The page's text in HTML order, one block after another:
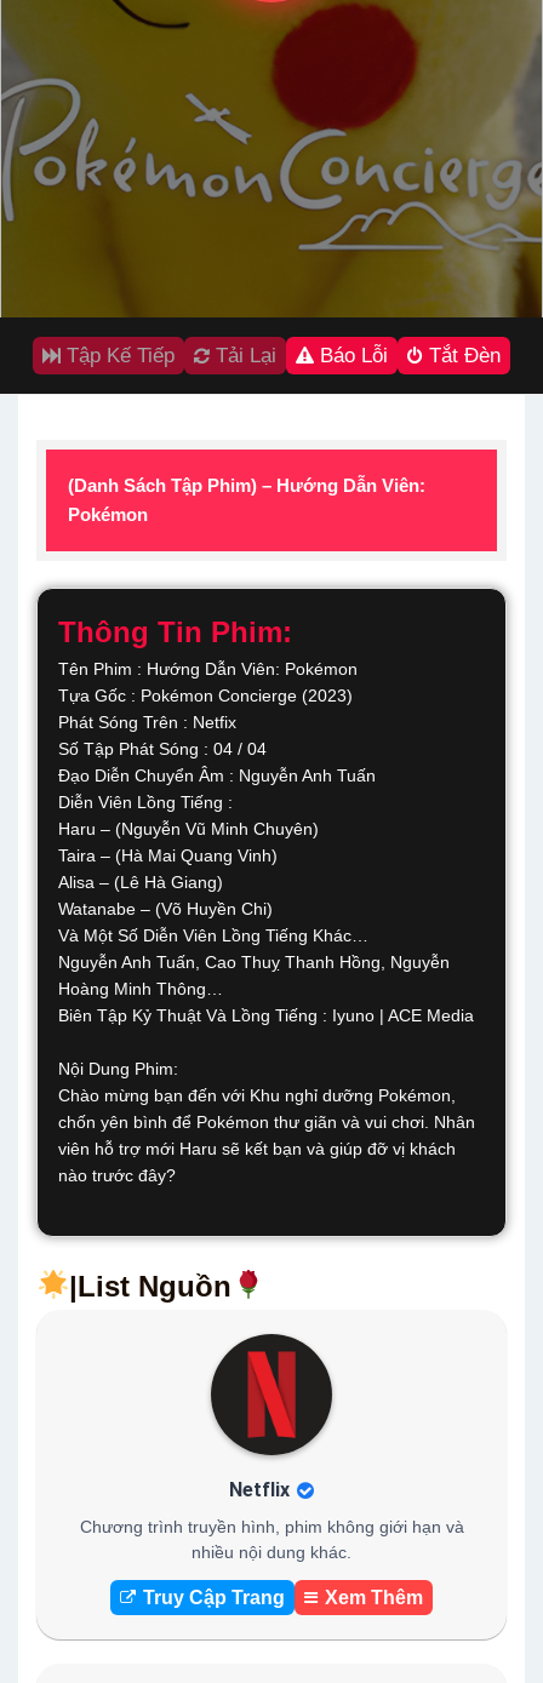
Tập Kế Tiếp Tải Lại Báo Lỗi Tắt Đèn
(Danh Sách Tập Phim) – Hướng Dẫn Viên:
Pokémon
Thông Tin Phim:
Tên Phim : Hướng Dẫn Viên: Pokémon
Tựa Gốc : Pokémon Concierge (2023)
Phát Sóng Trên : Netfix
Số Tập Phát Sóng : 04 / 04
Đạo Diễn Chuyển Âm : Nguyễn Anh Tuấn
Diễn Viên Lồng Tiếng :
Haru – (Nguyễn Vũ Minh Chuyên)
Taira – (Hà Mai Quang Vinh)
Alisa – (Lê Hà Giang)
Watanabe – (Võ Huyền Chi)
Và Một Số Diễn Viên Lồng Tiếng Khác…
Nguyễn Anh Tuấn, Cao Thuỵ Thanh Hồng, Nguyễn
Hoàng Minh Thông…
Biên Tập Kỷ Thuật Và Lồng Tiếng : Iyuno | ACE Media
Nội Dung Phim:
Chào mừng bạn đến với Khu nghỉ dưỡng Pokémon,
chốn yên bình để Pokémon thư giãn và vui chơi. Nhân
viên hỗ trợ mới Haru sẽ kết bạn và giúp đỡ vị khách
nào trước đây?
|List Nguồn
Netflix
Chương trình truyền hình, phim không giới hạn và
nhiều nội dung khác.
Truy Cập Trang Xem Thêm